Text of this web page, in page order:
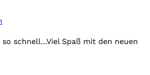
so schnell…Viel Spaß mit den neuen